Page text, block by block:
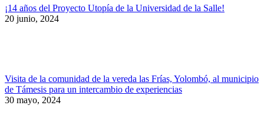
¡14 años del Proyecto Utopía de la Universidad de la Salle!
20 junio, 2024
Visita de la comunidad de la vereda las Frías, Yolombó, al municipio
de Támesis para un intercambio de experiencias
30 mayo, 2024